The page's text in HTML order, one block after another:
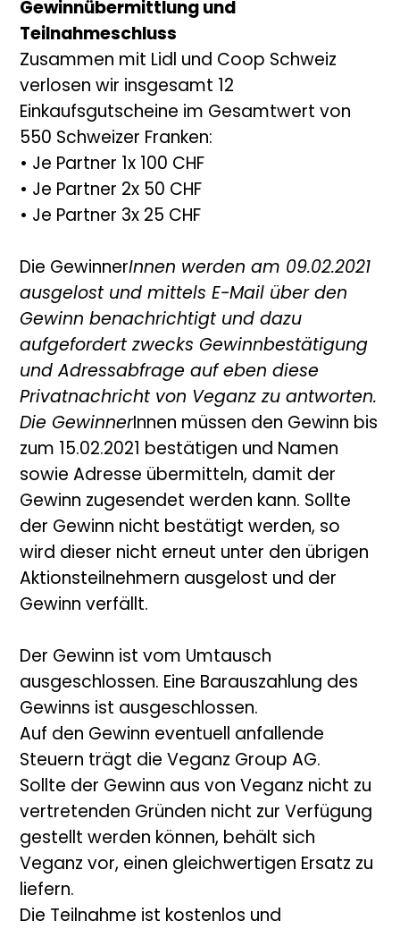
Gewinnübermittlung und
Teilnahmeschluss
Zusammen mit Lidl und Coop Schweiz
verlosen wir insgesamt 12
Einkaufsgutscheine im Gesamtwert von
550 Schweizer Franken:
• Je Partner 1x 100 CHF
• Je Partner 2x 50 CHF
• Je Partner 3x 25 CHF
Die GewinnerInnen werden am 09.02.2021
ausgelost und mittels E-Mail über den
Gewinn benachrichtigt und dazu
aufgefordert zwecks Gewinnbestätigung
und Adressabfrage auf eben diese
Privatnachricht von Veganz zu antworten.
Die GewinnerInnen müssen den Gewinn bis
zum 15.02.2021 bestätigen und Namen
sowie Adresse übermitteln, damit der
Gewinn zugesendet werden kann. Sollte
der Gewinn nicht bestätigt werden, so
wird dieser nicht erneut unter den übrigen
Aktionsteilnehmern ausgelost und der
Gewinn verfällt.
Der Gewinn ist vom Umtausch
ausgeschlossen. Eine Barauszahlung des
Gewinns ist ausgeschlossen.
Auf den Gewinn eventuell anfallende
Steuern trägt die Veganz Group AG.
Sollte der Gewinn aus von Veganz nicht zu
vertretenden Gründen nicht zur Verfügung
gestellt werden können, behält sich
Veganz vor, einen gleichwertigen Ersatz zu
liefern.
Die Teilnahme ist kostenlos und